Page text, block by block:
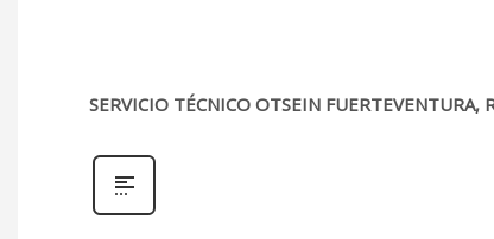
SERVICIO TÉCNICO OTSEIN FUERTEVENTURA,